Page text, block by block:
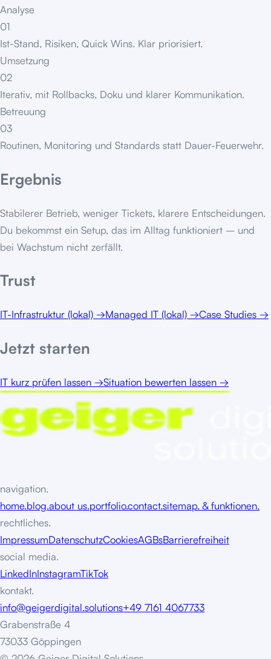
Analyse
01
Ist-Stand, Risiken, Quick Wins. Klar priorisiert.
Umsetzung
02
Iterativ, mit Rollbacks, Doku und klarer Kommunikation.
Betreuung
03
Routinen, Monitoring und Standards statt Dauer-Feuerwehr.
Ergebnis
Stabilerer Betrieb, weniger Tickets, klarere Entscheidungen.
Du bekommst ein Setup, das im Alltag funktioniert – und
bei Wachstum nicht zerfällt.
Trust
IT-Infrastruktur (lokal) →Managed IT (lokal) →Case Studies →
Jetzt starten
IT kurz prüfen lassen →Situation bewerten lassen →
navigation.
home.blog.about us.portfolio.contact.sitemap. & funktionen.
rechtliches.
ImpressumDatenschutzCookiesAGBsBarrierefreiheit
social media.
LinkedInInstagramTikTok
kontakt.
info@geigerdigital.solutions+49 7161 4067733
Grabenstraße 4
73033 Göppingen